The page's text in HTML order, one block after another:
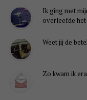
Ik ging met
overleefde
Weet jij de
Zo kwam ik